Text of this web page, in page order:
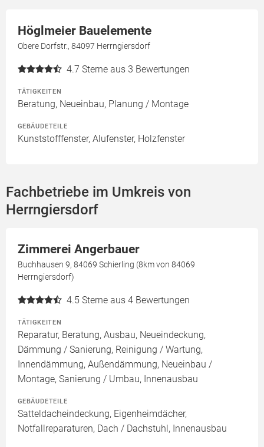
Höglmeier Bauelemente
Obere Dorfstr., 84097 Herrngiersdorf
4.7 Sterne aus 3 Bewertungen
TÄTIGKEITEN
Beratung, Neueinbau, Planung / Montage
GEBÄUDETEILE
Kunststofffenster, Alufenster, Holzfenster
Fachbetriebe im Umkreis von
Herrngiersdorf
Zimmerei Angerbauer
Buchhausen 9, 84069 Schierling (8km von 84069
Herrngiersdorf)
4.5 Sterne aus 4 Bewertungen
TÄTIGKEITEN
Reparatur, Beratung, Ausbau, Neueindeckung,
Dämmung / Sanierung, Reinigung / Wartung,
Innendämmung, Außendämmung, Neueinbau /
Montage, Sanierung / Umbau, Innenausbau
GEBÄUDETEILE
Satteldacheindeckung, Eigenheimdächer,
Notfallreparaturen, Dach / Dachstuhl, Innenausbau